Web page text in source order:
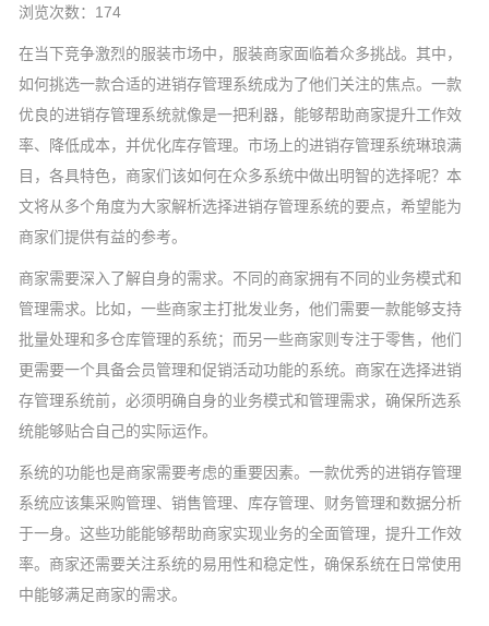
浏览次数： 174
在当下竞争激烈的服装市场中，服装商家面临着众多挑战。其中，
如何挑选一款合适的进销存管理系统成为了他们关注的焦点。一款
优良的进销存管理系统就像是一把利器，能够帮助商家提升工作效
率、降低成本，并优化库存管理。市场上的进销存管理系统琳琅满
目，各具特色，商家们该如何在众多系统中做出明智的选择呢？本
文将从多个角度为大家解析选择进销存管理系统的要点，希望能为
商家们提供有益的参考。
商家需要深入了解自身的需求。不同的商家拥有不同的业务模式和
管理需求。比如，一些商家主打批发业务，他们需要一款能够支持
批量处理和多仓库管理的系统；而另一些商家则专注于零售，他们
更需要一个具备会员管理和促销活动功能的系统。商家在选择进销
存管理系统前，必须明确自身的业务模式和管理需求，确保所选系
统能够贴合自己的实际运作。
系统的功能也是商家需要考虑的重要因素。一款优秀的进销存管理
系统应该集采购管理、销售管理、库存管理、财务管理和数据分析
于一身。这些功能能够帮助商家实现业务的全面管理，提升工作效
率。商家还需要关注系统的易用性和稳定性，确保系统在日常使用
中能够满足商家的需求。